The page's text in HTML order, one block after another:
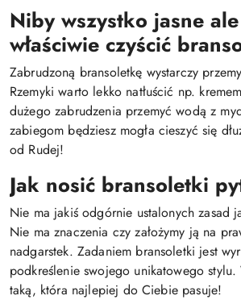
Niby wszystko jasne
właściwie czyścić
Zabrudzoną bransoletkę wystarczy
Rzemyki warto lekko natłuścić np.
dużego zabrudzenia przemyć wodą z
zabiegom będziesz mogła cieszyć się
od Rudej!
Jak nosić bransoletki
Nie ma jakiś odgórnie ustalonych zasad
Nie ma znaczenia czy założymy ją na
nadgarstek. Zadaniem bransoletki jest
podkreślenie swojego unikatowego
taką, która najlepiej do Ciebie pasuje!